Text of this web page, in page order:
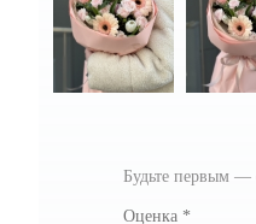
Будьте первым —
Оценка *